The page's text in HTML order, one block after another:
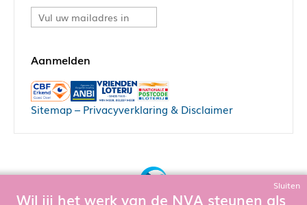
Sitemap– Privacyverklaring & Disclaimer
Sluiten
Wil jij het werk van de NVA steunen als